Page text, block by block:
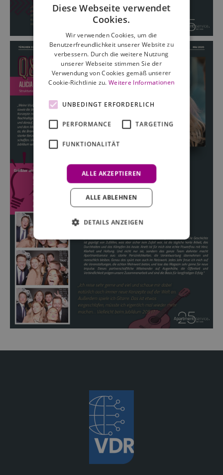
Diese Webseite verwendet
Cookies.
Wir verwenden Cookies, um die
Benutzerfreundlichkeit unserer Website zu
verbessern. Durch die weitere Nutzung
unserer Webseite stimmen Sie der
Verwendung von Cookies gemäß unserer
Cookie-Richtlinie zu.Weitere Informationen
UNBEDINGT ERFORDERLICH
PERFORMANCE TARGETING
FUNKTIONALITÄT
ALLE AKZEPTIEREN
ALLE ABLEHNEN
DETAILS ANZEIGEN